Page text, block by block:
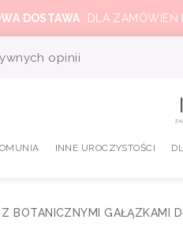
DOSTAWA DLA ZAMÓWIEŃ
opinii
INNE UROCZYSTOŚCI
BOTANICZNYMI GAŁĄZKAMI